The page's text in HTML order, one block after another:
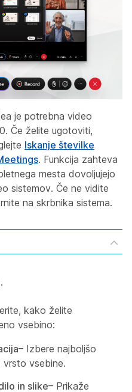
je potrebna video
Če želite ugotoviti,
Iskanje številke
. Funkcija zahteva
mesta dovoljujejo
sistemov. Če ne vidite
na skrbnika sistema.
.
kako želite
vsebino:
– Izbere najboljšo
vsebine.
in slike– Prikaže